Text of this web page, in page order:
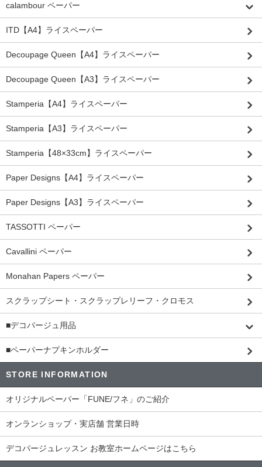
calambour ペーパー
ITD【A4】ライスペーパー
Decoupage Queen【A4】ライスペーパー
Decoupage Queen【A3】ライスペーパー
Stamperia【A4】ライスペーパー
Stamperia【A3】ライスペーパー
Stamperia【48×33cm】ライスペーパー
Paper Designs【A4】ライスペーパー
Paper Designs【A3】ライスペーパー
TASSOTTI ペーパー
Cavallini ペーパー
Monahan Papers ペーパー
スクラップシート・スクラップレリーフ・クロモス
■デコパージュ用品
■ペーパーナプキンホルダー
STORE INFORMATION
オリジナルペーパー「FUNE/フネ」のご紹介
オンランショップ・実店舗 営業日時
デコパージュレッスン お教室ホームページはこちら